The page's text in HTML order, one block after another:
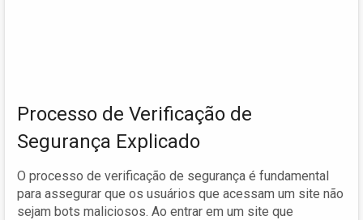
Processo de Verificação de
Segurança Explicado
O processo de verificação de segurança é fundamental
para assegurar que os usuários que acessam um site não
sejam bots maliciosos. Ao entrar em um site que